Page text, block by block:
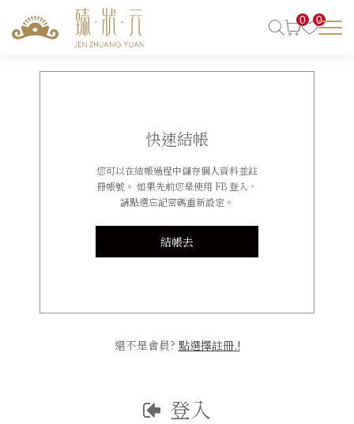
0 0
快速結帳
您可以在結帳過程中儲存個人資料並註
冊帳號。 如果先前您是使用 FB 登入，
請點選忘記密碼重新設定。
結帳去
還不是會員? 點選擇註冊.!
登入